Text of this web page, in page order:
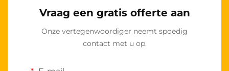
Vraag een gratis offerte aan
Onze vertegenwoordiger neemt spoedig
contact met u op.